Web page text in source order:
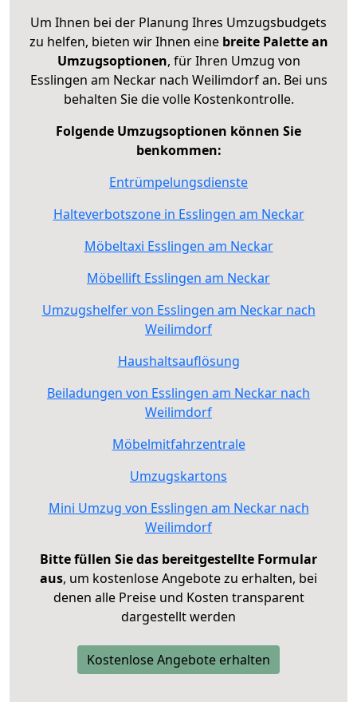
Um Ihnen bei der Planung Ihres Umzugsbudgets
zu helfen, bieten wir Ihnen eine breite Palette an
Umzugsoptionen, für Ihren Umzug von
Esslingen am Neckar nach Weilimdorf an. Bei uns
behalten Sie die volle Kostenkontrolle.
Folgende Umzugsoptionen können Sie
benkommen:
Entrümpelungsdienste
Halteverbotszone in Esslingen am Neckar
Möbeltaxi Esslingen am Neckar
Möbellift Esslingen am Neckar
Umzugshelfer von Esslingen am Neckar nach
Weilimdorf
Haushaltsauflösung
Beiladungen von Esslingen am Neckar nach
Weilimdorf
Möbelmitfahrzentrale
Umzugskartons
Mini Umzug von Esslingen am Neckar nach
Weilimdorf
Bitte füllen Sie das bereitgestellte Formular
aus, um kostenlose Angebote zu erhalten, bei
denen alle Preise und Kosten transparent
dargestellt werden
Kostenlose Angebote erhalten